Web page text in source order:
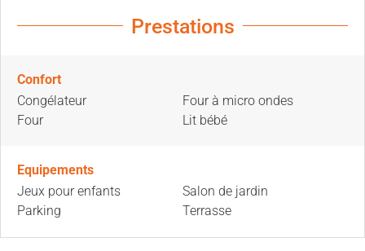
Prestations
Confort
Congélateur
Four
Four à micro ondes
Lit bébé
Equipements
Jeux pour enfants
Parking
Salon de jardin
Terrasse